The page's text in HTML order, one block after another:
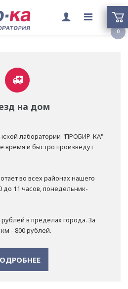
меню
на дом
лаборатории "ПРОБИР-КА"
время и быстро произведут
во всех районах нашего
до 11 часов, понедельник-
в пределах города. За
- 800 рублей.
0